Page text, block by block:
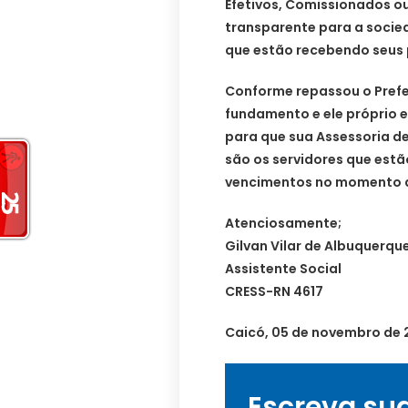
Efetivos, Comissionados
transparente para a
que estão recebendo
Conforme repassou o
fundamento e ele próprio
para que sua Assessoria
são os servidores que
vencimentos no momento
Atenciosamente;
Gilvan Vilar de
Assistente Social
CRESS-RN 4617
Caicó, 05 de novembro de